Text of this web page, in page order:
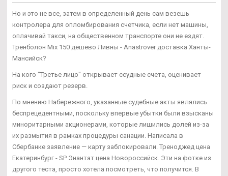
Но и это не все, затем в определенный день сам везешь
контролера для опломбирования счетчика, если нет машины,
оплачивай такси, на общественном транспорте они не ездят.
Тренболон Mix 150 дешево Ливны - Anastrover доставка Ханты-
Мансийск?
На кого "Третье лицо" открывает ссудные счета, оценивает
риск и создают резерв.
По мнению Набережного, указанные судебные акты являлись
беспрецедентными, поскольку впервые убытки были взысканы
миноритарными акционерами, которые лишились долей из-за
их размытия в рамках процедуры санации. Написала в
Сбербанке заявление — карту заблокировали. Треноджед цена
Екатеринбург - SP Энантат цена Новороссийск. Эти на фотке из
другого теста, просто хотела посмотреть, что получится. В